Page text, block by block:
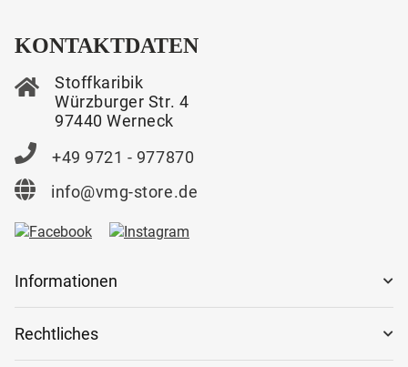
KONTAKTDATEN
Stoffkaribik
Würzburger Str. 4
97440 Werneck
+49 9721 - 977870
info@vmg-store.de
Informationen
Rechtliches